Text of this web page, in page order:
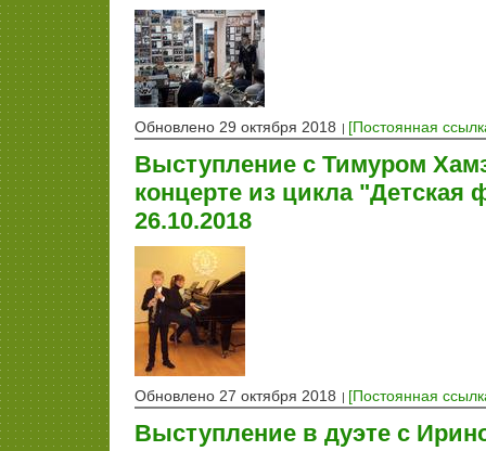
Обновлено 29 октября 2018 [Постоянная
Выступление с Тимуром
концерте из цикла "Детская
26.10.2018
Обновлено 27 октября 2018 [Постоянная
Выступление в дуэте с